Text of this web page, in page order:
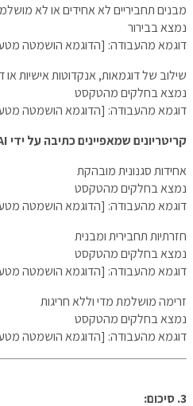
מבנים תחביריים לא אחידים או לא
נמצא בבירור
דוגמא מהעבודה: [הדוגמא הושמטה
שילוב של דוגמאות, אנקדוטות אישיות
נמצא בחלקים מהטקסט
דוגמא מהעבודה: [הדוגמא הושמטה
קריטריונים שמאפיינים כתיבה על ידי AI
אחידות סגנונית מובהקת
נמצא בחלקים מהטקסט
דוגמא מהעבודה: [הדוגמא הושמטה
חזרתיות תחבירית ומבנית
נמצא בחלקים מהטקסט
דוגמא מהעבודה: [הדוגמא הושמטה
זרימה מושלמת מדי וללא חריגות
נמצא בחלקים מהטקסט
דוגמא מהעבודה: [הדוגמא הושמטה
3. סיכום: